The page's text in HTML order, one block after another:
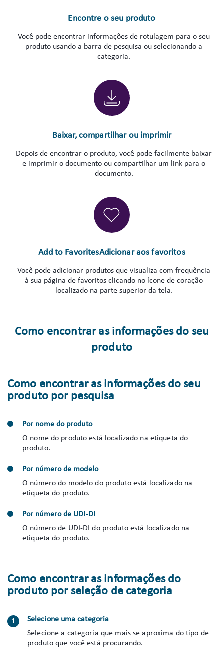
Encontre o seu produto
Você pode encontrar informações de rotulagem para o seu
produto usando a barra de pesquisa ou selecionando a
categoria.
Baixar, compartilhar ou imprimir
Depois de encontrar o produto, você pode facilmente baixar
e imprimir o documento ou compartilhar um link para o
documento.
Add to FavoritesAdicionar aos favoritos
Você pode adicionar produtos que visualiza com frequência
à sua página de favoritos clicando no ícone de coração
localizado na parte superior da tela.
Como encontrar as informações do seu
produto
Como encontrar as informações do seu
produto por pesquisa
Por nome do produto
O nome do produto está localizado na etiqueta do
produto.
Por número de modelo
O número do modelo do produto está localizado na
etiqueta do produto.
Por número de UDI-DI
O número de UDI-DI do produto está localizado na
etiqueta do produto.
Como encontrar as informações do
produto por seleção de categoria
Selecione uma categoria
Selecione a categoria que mais se aproxima do tipo de
produto que você está procurando.